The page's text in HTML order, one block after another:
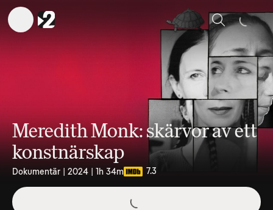
Sök
Meredith Monk: skärvor av ett
konstnärskap
Dokumentär | 2024 | 1h 34m 7.3